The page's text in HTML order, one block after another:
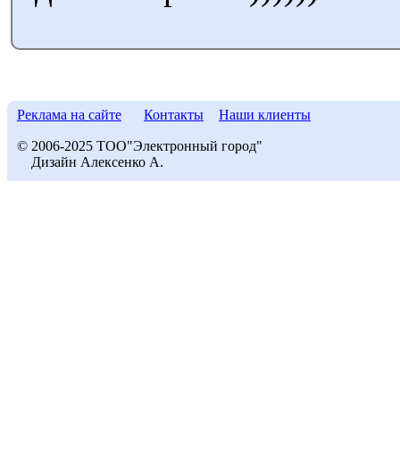
Реклама на сайте Контакты Наши клиенты
© 2006-2025 ТОО"Электронный город"
Дизайн Алексенко А.